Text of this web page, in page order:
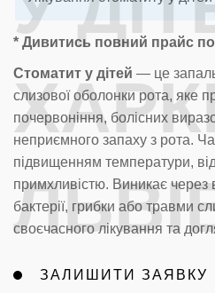
* Дивитись повний прайс
Стоматит у дітей — це
слизової оболонки рота, яке
почервоніння, болісних
неприємного запаху з рота.
підвищенням температури,
примхливістю. Виникає через
бактерії, грибки або травми
своєчасного лікування та
ЗАЛИШИТИ ЗАЯВКУ